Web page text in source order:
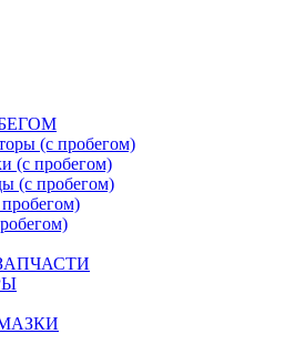
(с пробегом)
(с пробегом)
(с пробегом)